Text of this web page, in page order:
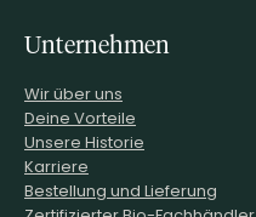
Unternehmen
Wir über uns
Deine Vorteile
Unsere Historie
Karriere
Bestellung und Lieferung